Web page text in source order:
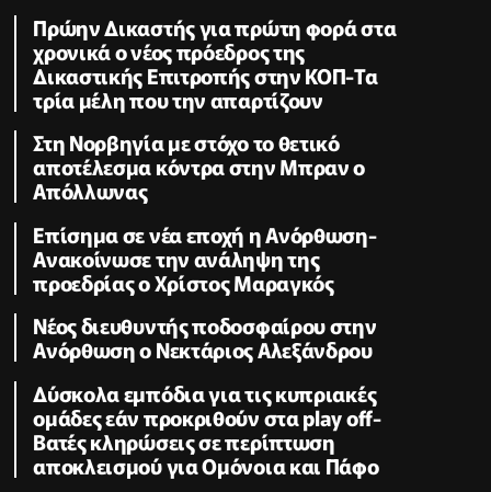
Πρώην Δικαστής για πρώτη φορά στα
χρονικά ο νέος πρόεδρος της
Δικαστικής Επιτροπής στην ΚΟΠ-Τα
τρία μέλη που την απαρτίζουν
Στη Νορβηγία με στόχο το θετικό
αποτέλεσμα κόντρα στην Μπραν ο
Απόλλωνας
Επίσημα σε νέα εποχή η Ανόρθωση-
Ανακοίνωσε την ανάληψη της
προεδρίας ο Χρίστος Μαραγκός
Νέος διευθυντής ποδοσφαίρου στην
Ανόρθωση ο Νεκτάριος Αλεξάνδρου
Δύσκολα εμπόδια για τις κυπριακές
ομάδες εάν προκριθούν στα play off-
Βατές κληρώσεις σε περίπτωση
αποκλεισμού για Ομόνοια και Πάφο